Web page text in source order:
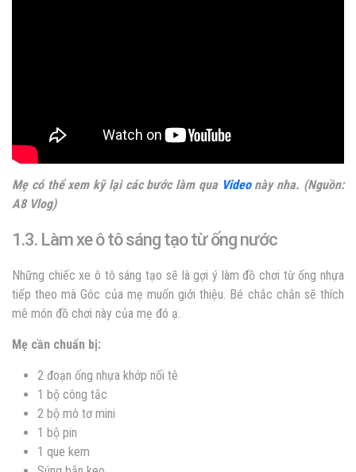
Mẹ có thể xem kỹ lại các bước làm qua Videonày nha. (Nguồn:
A8 Vlog)
1.3. Làm xe ô tô sáng tạo từ ống nước
Những chiếc xe ô tô sáng tạo sẽ là gợi ý làm đồ chơi từ ống nhựa
tiếp theo mà Góc của mẹ muốn giới thiệu. Bé chắc chắn sẽ thích
mê món đồ chơi này của mẹ đó ạ.
Mẹ cần chuẩn bị:
2 đoạn ống nhựa khớp nối tê
1 bộ công tắc
2 bộ mô tơ mini
1 bộ pin
1 que kem